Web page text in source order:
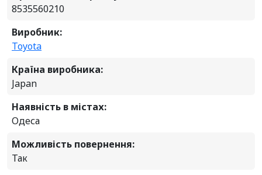
8535560210
Виробник:
Toyota
Країна виробника:
Japan
Наявність в містах:
Одеса
Можливість повернення:
Так